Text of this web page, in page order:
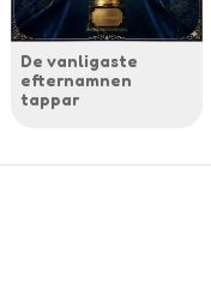
De vanligaste
efternamnen
tappar